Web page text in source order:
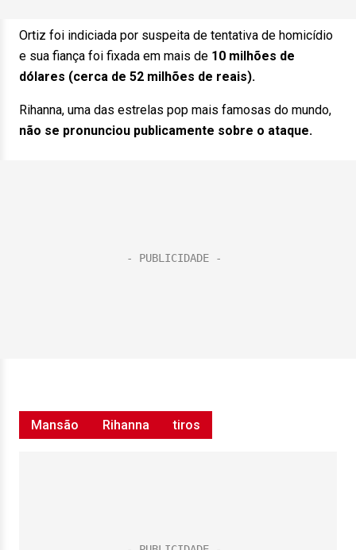
Ortiz foi indiciada por suspeita de tentativa de homicídio
e sua fiança foi fixada em mais de 10 milhões de
dólares (cerca de 52 milhões de reais).
Rihanna, uma das estrelas pop mais famosas do mundo,
não se pronunciou publicamente sobre o ataque.
Mansão Rihanna tiros